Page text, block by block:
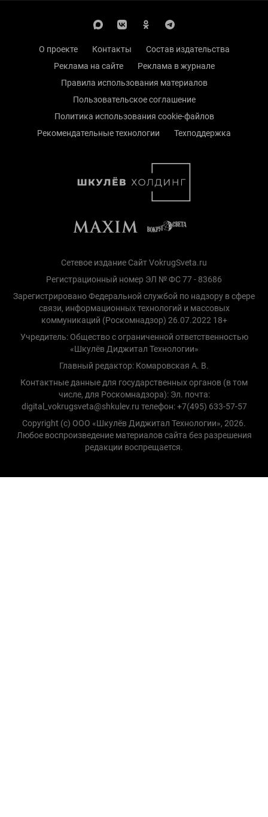
О проекте Контакты
Состав издательства
Реклама на сайте
Реклама в журнале
Правила использования материалов
Пользовательское соглашение
Политика использования cookie-файлов
Рекомендательные технологии
Техподдержка
Сетевое издание Сайт VokrugSveta.ru
Регистрационный номер ЭЛ № ФС 77 - 83686
Зарегистрировано Федеральной службой по надзору в сфере
связи, информационных технологий и массовых
коммуникаций (Роскомнадзор) 26.07.2022 18+
Учредитель: Общество с ограниченной ответственностью
«Шкулёв Диджитал Технологии»
Главный редактор: Комаровская А. В.
Контактные данные для государственных органов (в том
числе, для Роскомнадзора): Эл. почта:
digital_vokrugsveta@shkulev.ru телефон: +7(495) 633-57-57
Copyright (с) ООО «Шкулёв Диджитал Технологии», 2026.
Любое воспроизведение материалов сайта без разрешения
редакции воспрещается.